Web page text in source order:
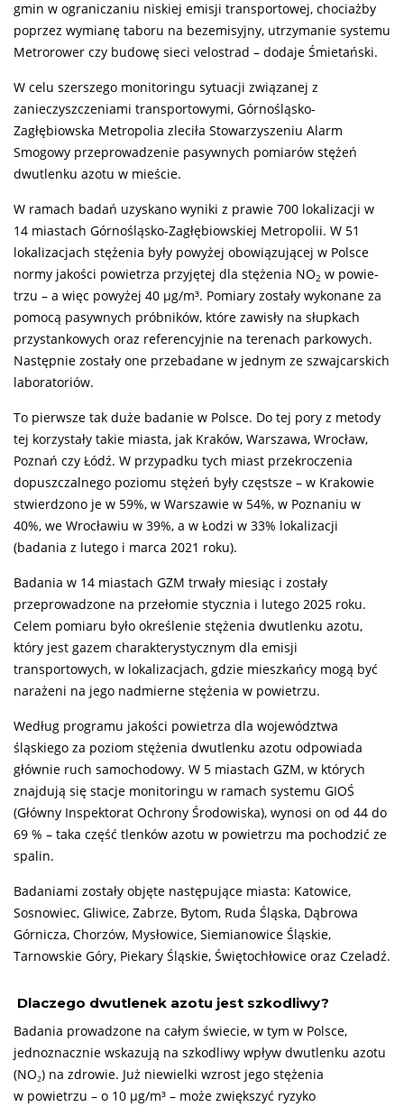
gmin w ograniczaniu niskiej emisji transportowej, chociażby
poprzez wymianę taboru na bezemisyjny, utrzymanie systemu
Metrorower czy budowę sieci velostrad – dodaje Śmietański.
W celu szerszego monitoringu sytuacji związanej z
zanieczyszczeniami transportowymi, Górnośląsko-
Zagłębiowska Metropolia zleciła Stowarzyszeniu Alarm
Smogowy przeprowadzenie pasywnych pomiarów stężeń
dwutlenku azotu w mieście.
W ramach badań uzyskano wyniki z prawie 700 lokalizacji w
14 miastach Górnośląsko-Zagłębiowskiej Metropolii. W 51
lokalizacjach stężenia były powyżej obowiązującej w Polsce
normy jakości powietrza przyjętej dla stężenia NO2 w powie­
trzu – a więc powyżej 40 µg/m³. Pomiary zostały wykonane za
pomocą pasywnych próbników, które zawisły na słupkach
przystankowych oraz referencyjnie na terenach parkowych.
Następnie zostały one przebadane w jednym ze szwajcarskich
laboratoriów.
To pierwsze tak duże badanie w Polsce. Do tej pory z metody
tej korzystały takie miasta, jak Kraków, Warszawa, Wrocław,
Poznań czy Łódź. W przypadku tych miast przekroczenia
dopuszczalnego poziomu stężeń były częstsze – w Krakowie
stwierdzono je w 59%, w Warszawie w 54%, w Poznaniu w
40%, we Wrocławiu w 39%, a w Łodzi w 33% lokalizacji
(badania z lutego i marca 2021 roku).
Badania w 14 miastach GZM trwały miesiąc i zostały
przeprowadzone na przełomie stycznia i lutego 2025 roku.
Celem pomiaru było określenie stężenia dwutlenku azotu,
który jest gazem charakterystycznym dla emisji
transportowych, w lokalizacjach, gdzie mieszkańcy mogą być
narażeni na jego nadmierne stężenia w powie­trzu.
Według programu jakości powietrza dla województwa
śląskiego za poziom stężenia dwutlenku azotu odpowiada
głównie ruch samochodowy. W 5 miastach GZM, w których
znajdują się stacje monitoringu w ramach systemu GIOŚ
(Główny Inspektorat Ochrony Środowiska), wynosi on od 44 do
69 % – taka część tlenków azotu w powietrzu ma pochodzić ze
spalin.
Badaniami zostały objęte następujące miasta: Katowice,
Sosnowiec, Gliwice, Zabrze, Bytom, Ruda Śląska, Dąbrowa
Górnicza, Chorzów, Mysłowice, Siemianowice Śląskie,
Tarnowskie Góry, Piekary Śląskie, Świętochłowice oraz Czeladź.
Dlaczego dwutlenek azotu jest szkodliwy?
Badania prowadzone na całym świecie, w tym w Polsce,
jednoznacznie wskazują na szkodliwy wpływ dwutlenku azotu
(NO₂) na zdrowie. Już niewielki wzrost jego stężenia
w powietrzu – o 10 µg/m³ – może zwiększyć ryzyko